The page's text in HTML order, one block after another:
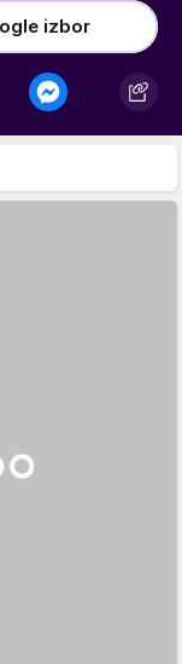
izbor